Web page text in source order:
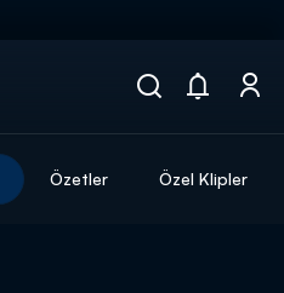
Özetler Özel Klipler